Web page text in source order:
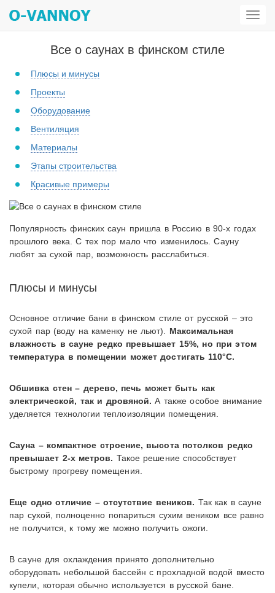
Все о саунах в финском стиле
Плюсы и минусы
Проекты
Оборудование
Вентиляция
Материалы
Этапы строительства
Красивые примеры
Популярность финских саун пришла в Россию в 90-х годах
прошлого века. С тех пор мало что изменилось. Сауну
любят за сухой пар, возможность расслабиться.
Плюсы и минусы
Основное отличие бани в финском стиле от русской – это
сухой пар (воду на каменку не льют). Максимальная
влажность в сауне редко превышает 15%, но при этом
температура в помещении может достигать 110°С.
Обшивка стен – дерево, печь может быть как
электрической, так и дровяной.А также особое внимание
уделяется технологии теплоизоляции помещения.
Сауна – компактное строение, высота потолков редко
превышает 2-х метров. Такое решение способствует
быстрому прогреву помещения.
Еще одно отличие – отсутствие веников. Так как в сауне
пар сухой, полноценно попариться сухим веником все равно
не получится, к тому же можно получить ожоги.
В сауне для охлаждения принято дополнительно
оборудовать небольшой бассейн с прохладной водой вместо
купели, которая обычно используется в русской бане.